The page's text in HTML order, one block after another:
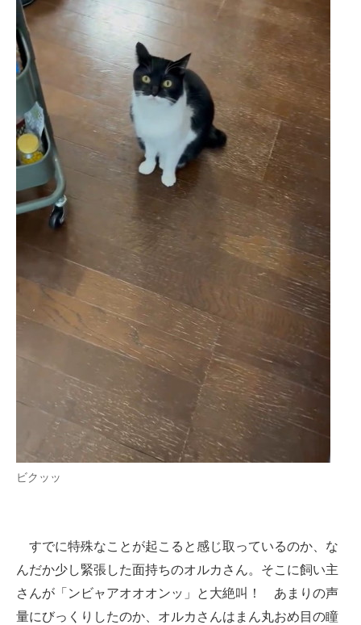
ビクッッ
すでに特殊なことが起こると感じ取っているのか、な
んだか少し緊張した面持ちのオルカさん。そこに飼い主
さんが「ンビャアオオオンッ」と大絶叫！ あまりの声
量にびっくりしたのか、オルカさんはまん丸おめ目の瞳